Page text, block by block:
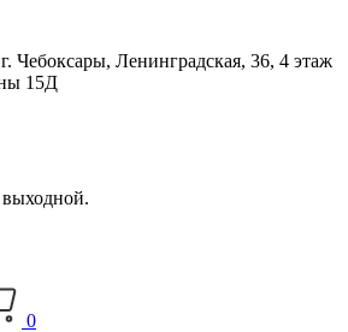
г. Чебоксары, Ленинградская, 36, 4 этаж
15Д
0